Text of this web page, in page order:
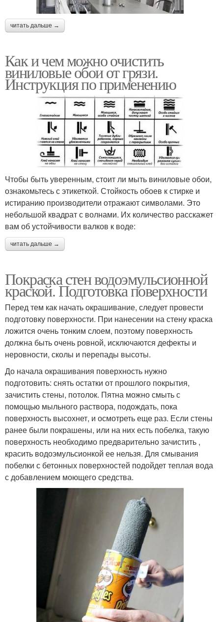
читать дальше →
Как и чем можно очистить
виниловые обои от грязи.
Инструкция по применению
Чтобы быть уверенным, стоит ли мыть виниловые обои,
ознакомьтесь с этикеткой. Стойкость обоев к стирке и
истиранию производители отражают символами. Это
небольшой квадрат с волнами. Их количество расскажет
вам об устойчивости валков к воде:
читать дальше →
Покраска стен водоэмульсионной
краской. Подготовка поверхности
Перед тем как начать окрашивание, следует провести
подготовку поверхности. При нанесении на стену краска
ложится очень тонким слоем, поэтому поверхность
должна быть очень ровной, исключаются дефекты и
неровности, сколы и перепады высоты.
До начала окрашивания поверхность нужно
подготовить: снять остатки от прошлого покрытия,
зачистить стены, потолок. Пятна можно смыть с
помощью мыльного раствора, подождать, пока
поверхность высохнет, и осмотреть еще раз. Если стены
ранее были покрашены, или на них есть побелка, такую
поверхность необходимо предварительно зачистить ,
красить водоэмульсионкой ее нельзя. Для смывания
побелки с бетонных поверхностей подойдет теплая вода
с добавлением моющего средства.